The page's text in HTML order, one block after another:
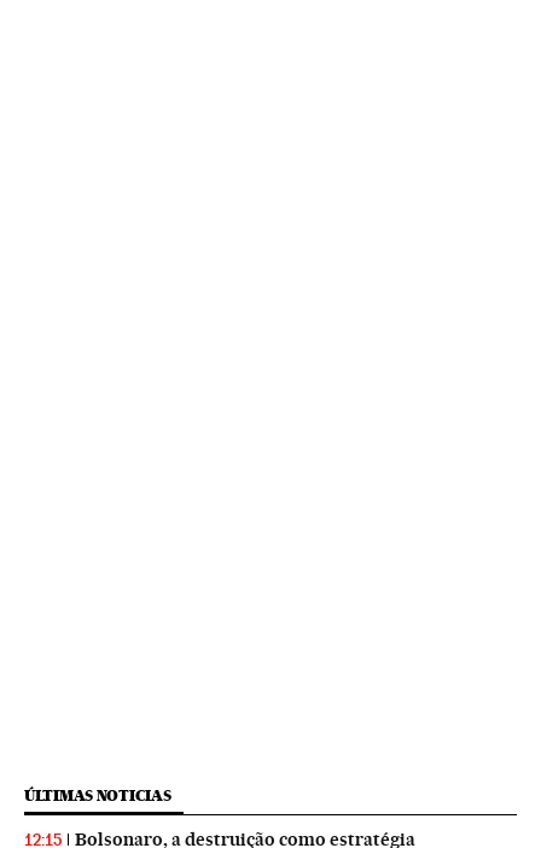
ÚLTIMAS NOTICIAS
12:15 Bolsonaro, a destruição como estratégia